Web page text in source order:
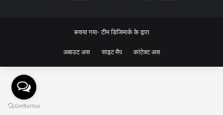
बनाया गया-टीम डिजिमार्क के द्वारा
अबाउट अस साइट मैप कांटेक्ट अस